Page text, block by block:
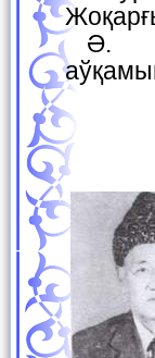
Ә. Шамуратов 1941-жылдан Жазыўшылар